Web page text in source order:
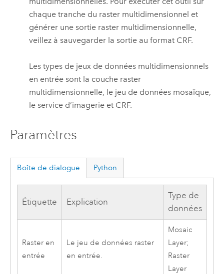
chaque tranche du raster multidimensionnel et
générer une sortie raster multidimensionnelle,
veillez à sauvegarder la sortie au format CRF.
Les types de jeux de données multidimensionnels
en entrée sont la couche raster
multidimensionnelle, le jeu de données mosaïque,
le service d’imagerie et CRF.
Paramètres
Boîte de dialogue Python
Étiquette Explication
Type de
données
Raster en
entrée
Le jeu de données raster
en entrée.
Mosaic
Layer;
Raster
Layer